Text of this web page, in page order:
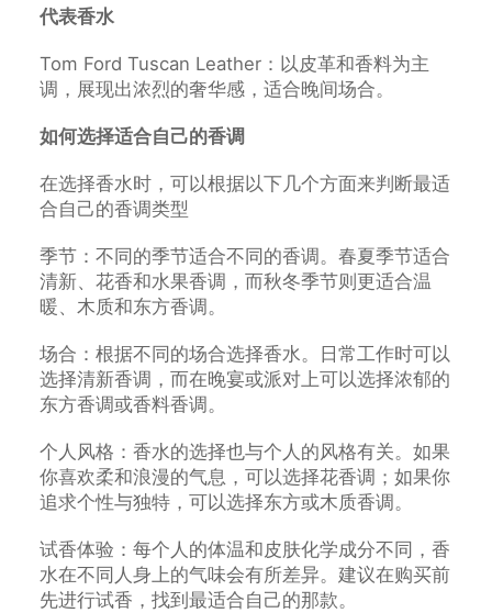
代表香水
Tom Ford Tuscan Leather：以皮革和香料为主
调，展现出浓烈的奢华感，适合晚间场合。
如何选择适合自己的香调
在选择香水时，可以根据以下几个方面来判断最适
合自己的香调类型
季节：不同的季节适合不同的香调。春夏季节适合
清新、花香和水果香调，而秋冬季节则更适合温
暖、木质和东方香调。
场合：根据不同的场合选择香水。日常工作时可以
选择清新香调，而在晚宴或派对上可以选择浓郁的
东方香调或香料香调。
个人风格：香水的选择也与个人的风格有关。如果
你喜欢柔和浪漫的气息，可以选择花香调；如果你
追求个性与独特，可以选择东方或木质香调。
试香体验：每个人的体温和皮肤化学成分不同，香
水在不同人身上的气味会有所差异。建议在购买前
先进行试香，找到最适合自己的那款。